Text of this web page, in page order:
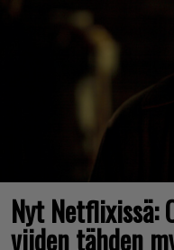
Nyt Netflixissä:
viiden tähden